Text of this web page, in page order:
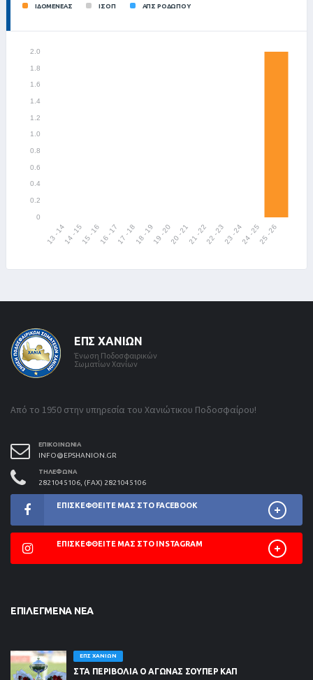
ΙΔΟΜΕΝΕΑΣ ΙΣΟΠ ΑΠΣ ΡΟΔΩΠΟΥ
ΕΠΣ ΧΑΝΊΩΝ
Ένωση Ποδοσφαιρικών
Σωματίων Χανίων
Από το 1950 στην υπηρεσία του Χανιώτικου Ποδοσφαίρου!
ΕΠΙΚΟΙΝΩΝΊΑ
INFO@EPSHANION.GR
ΤΗΛΈΦΩΝΑ
2821045106, (FAX) 2821045106
ΕΠΙΣΚΕΦΘΕΊΤΕ ΜΑΣ ΣΤΟ FACEBOOK
ΕΠΙΣΚΕΦΘΕΊΤΕ ΜΑΣ ΣΤΟ INSTAGRAM
ΕΠΙΛΕΓΜΈΝΑ ΝΈΑ
ΕΠΣ ΧΑΝΊΩΝ
ΣΤΑ ΠΕΡΙΒΟΛΙΑ Ο ΑΓΩΝΑΣ ΣΟΥΠΕΡ ΚΑΠ